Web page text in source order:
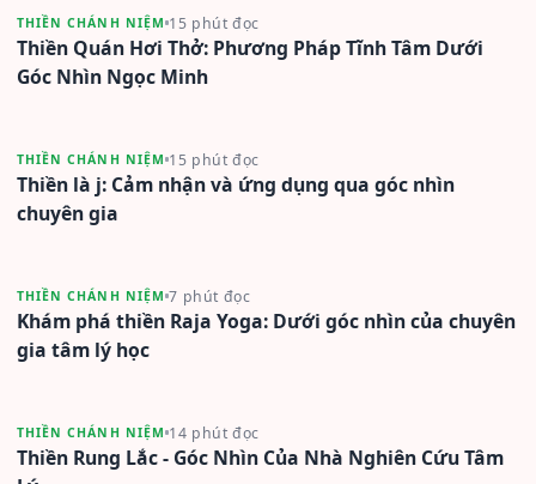
THIỀN CHÁNH NIỆM 15 phút đọc
Thiền Quán Hơi Thở: Phương Pháp Tĩnh Tâm Dưới
Góc Nhìn Ngọc Minh
THIỀN CHÁNH NIỆM 15 phút đọc
Thiền là j: Cảm nhận và ứng dụng qua góc nhìn
chuyên gia
THIỀN CHÁNH NIỆM 7 phút đọc
Khám phá thiền Raja Yoga: Dưới góc nhìn của chuyên
gia tâm lý học
THIỀN CHÁNH NIỆM 14 phút đọc
Thiền Rung Lắc - Góc Nhìn Của Nhà Nghiên Cứu Tâm